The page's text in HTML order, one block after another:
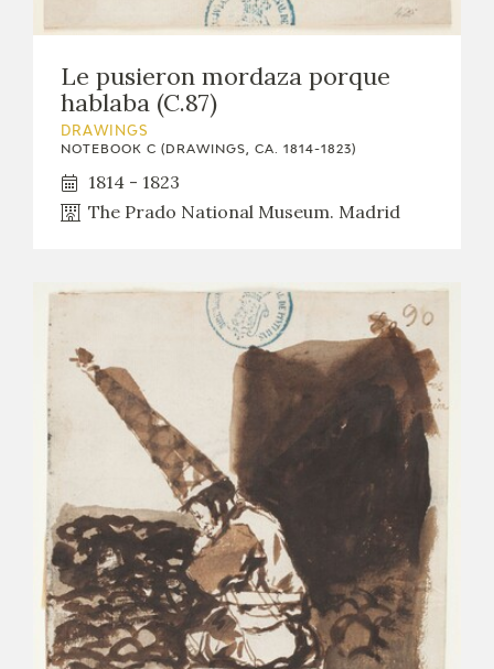
Le pusieron mordaza porque
hablaba (C.87)
DRAWINGS
NOTEBOOK C (DRAWINGS, CA. 1814-1823)
1814 - 1823
The Prado National Museum. Madrid